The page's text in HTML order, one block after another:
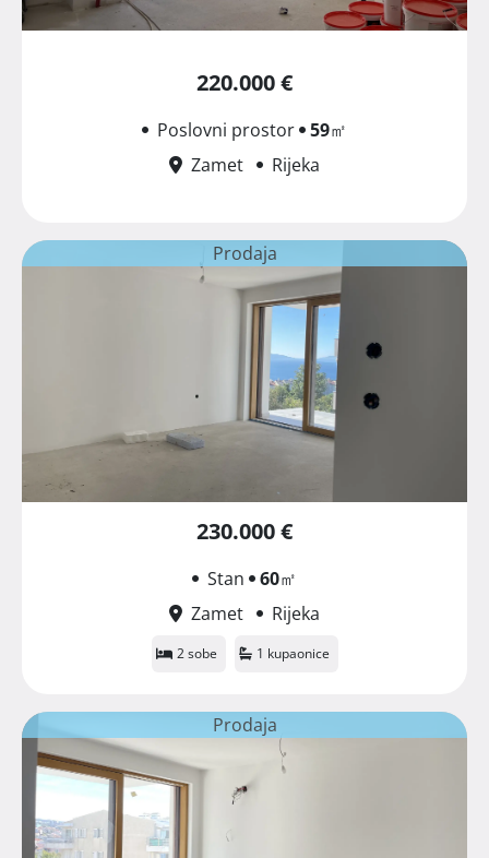
220.000 €
Poslovni prostor 59㎡
Zamet
Rijeka
Prodaja
230.000 €
Stan 60㎡
Zamet
Rijeka
2 sobe 1 kupaonice
Prodaja